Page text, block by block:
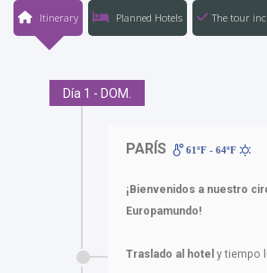
Itinerary Planned Hotels The tour
Día 1 - DOM.
PARÍS 61ºF - 64ºF
¡Bienvenidos a nuestro
Europamundo!
Traslado al hotel y tiempo